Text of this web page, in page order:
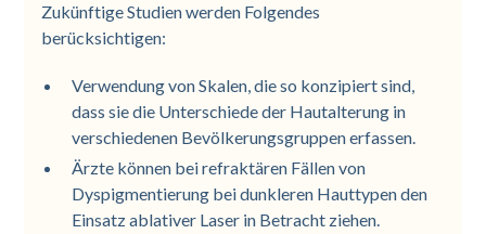
Zukünftige Studien werden Folgendes
berücksichtigen:
Verwendung von Skalen, die so konzipiert sind,
dass sie die Unterschiede der Hautalterung in
verschiedenen Bevölkerungsgruppen erfassen.
Ärzte können bei refraktären Fällen von
Dyspigmentierung bei dunkleren Hauttypen den
Einsatz ablativer Laser in Betracht ziehen.